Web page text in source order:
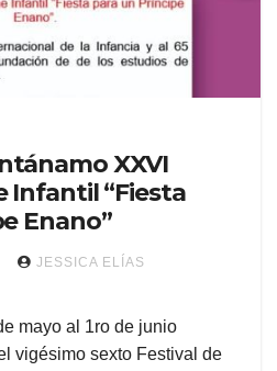
XXVI
Infantil “Fiesta
Enano”
JESSICA ELÍAS
mayo al 1ro de junio
vigésimo sexto Festival de